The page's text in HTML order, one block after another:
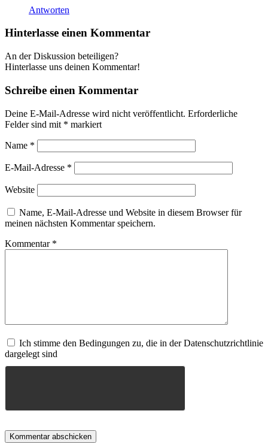
Antworten
Hinterlasse einen Kommentar
An der Diskussion beteiligen?
Hinterlasse uns deinen Kommentar!
Schreibe einen Kommentar
Deine E-Mail-Adresse wird nicht veröffentlicht. Erforderliche
Felder sind mit * markiert
Name *
E-Mail-Adresse *
Website
Name, E-Mail-Adresse und Website in diesem Browser für
meinen nächsten Kommentar speichern.
Kommentar *
Ich stimme den Bedingungen zu, die in der Datenschutzrichtlinie
dargelegt sind